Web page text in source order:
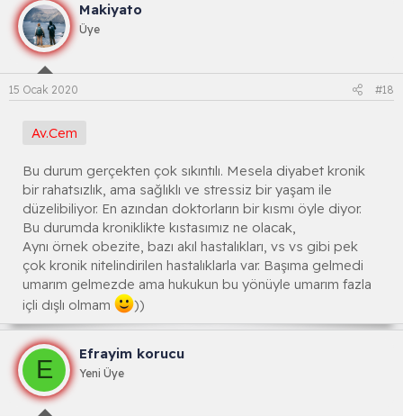
Makiyato
Üye
15 Ocak 2020 #18
Av.Cem
Bu durum gerçekten çok sıkıntılı. Mesela diyabet kronik
bir rahatsızlık, ama sağlıklı ve stressiz bir yaşam ile
düzelibiliyor. En azından doktorların bir kısmı öyle diyor.
Bu durumda kroniklikte kıstasımız ne olacak,
Aynı örnek obezite, bazı akıl hastalıkları, vs vs gibi pek
çok kronik nitelindirilen hastalıklarla var. Başıma gelmedi
umarım gelmezde ama hukukun bu yönüyle umarım fazla
içli dışlı olmam
))
E
Efrayim korucu
Yeni Üye